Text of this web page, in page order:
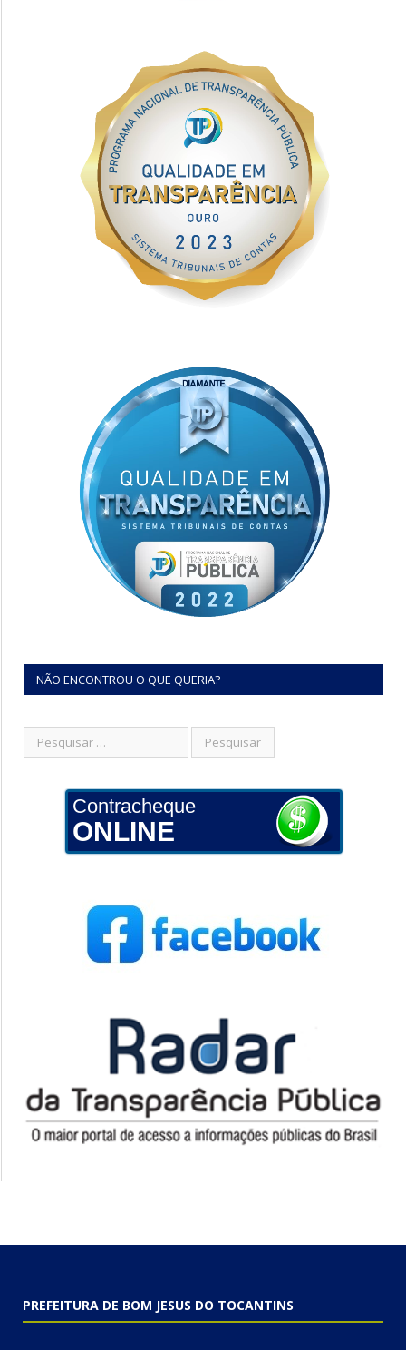
NÃO ENCONTROU O QUE QUERIA?
Contracheque
ONLINE
PREFEITURA DE BOM JESUS DO TOCANTINS